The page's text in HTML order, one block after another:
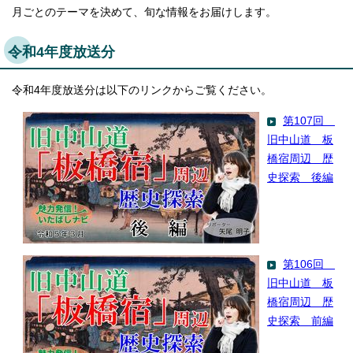
月ごとのテーマを決めて、旬な情報をお届けします。
令和4年度放送分
令和4年度放送分は以下のリンクからご覧ください。
第107回
旧中山道 板
橋宿周辺 歴
史探索 後編
第106回
旧中山道 板
橋宿周辺 歴
史探索 前編